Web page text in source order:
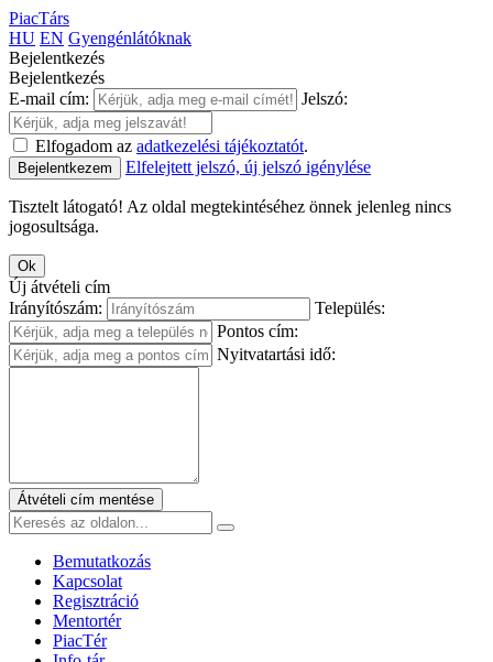
PiacTárs
HU EN Gyengénlátóknak
Bejelentkezés
Bejelentkezés
E-mail cím:
Jelszó:
Elfogadom az adatkezelési tájékoztatót.
Bejelentkezem Elfelejtett jelszó, új jelszó igénylése
Tisztelt látogató! Az oldal megtekintéséhez önnek jelenleg nincs
jogosultsága.
Ok
Új átvételi cím
Irányítószám:
Település:
Pontos cím:
Nyitvatartási idő:
Átvételi cím mentése
Bemutatkozás
Kapcsolat
Regisztráció
Mentortér
PiacTér